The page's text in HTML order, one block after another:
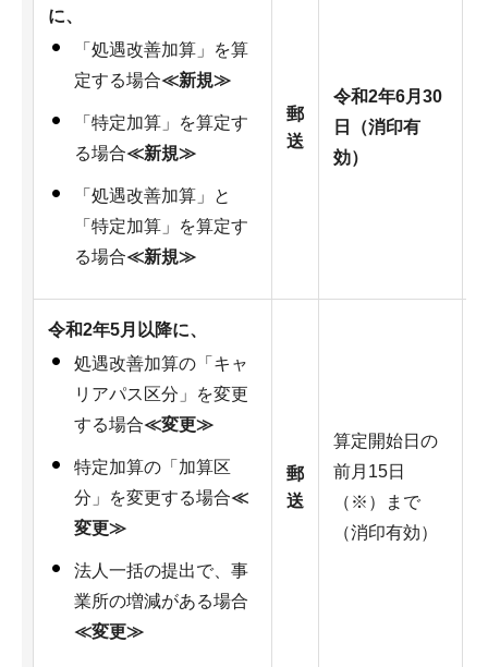
に、
「処遇改善加算」を算
定する場合≪新規≫
「特定加算」を算定す
る場合≪新規≫
「処遇改善加算」と
「特定加算」を算定す
る場合≪新規≫
郵
送
令和2年6月30
日（消印有
効）
令和2年5月以降に、
処遇改善加算の「キャ
リアパス区分」を変更
する場合≪変更≫
特定加算の「加算区
分」を変更する場合≪
変更≫
法人一括の提出で、事
業所の増減がある場合
≪変更≫
郵
送
算定開始日の
前月15日
（※）まで
（消印有効）